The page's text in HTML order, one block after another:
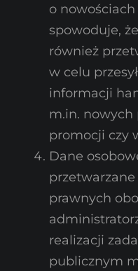
o
spowoduje,
również
w celu
informacji
m.in. nowych
promocji czy
Dane
prawnych
realizacji
publicznym